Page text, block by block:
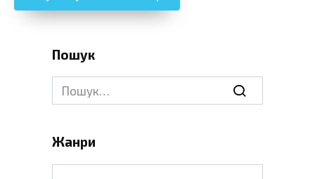
Пошук
Search
for:
Жанри